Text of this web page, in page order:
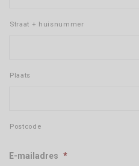
Straat + huisnummer
Plaats
Postcode
E-mailadres *